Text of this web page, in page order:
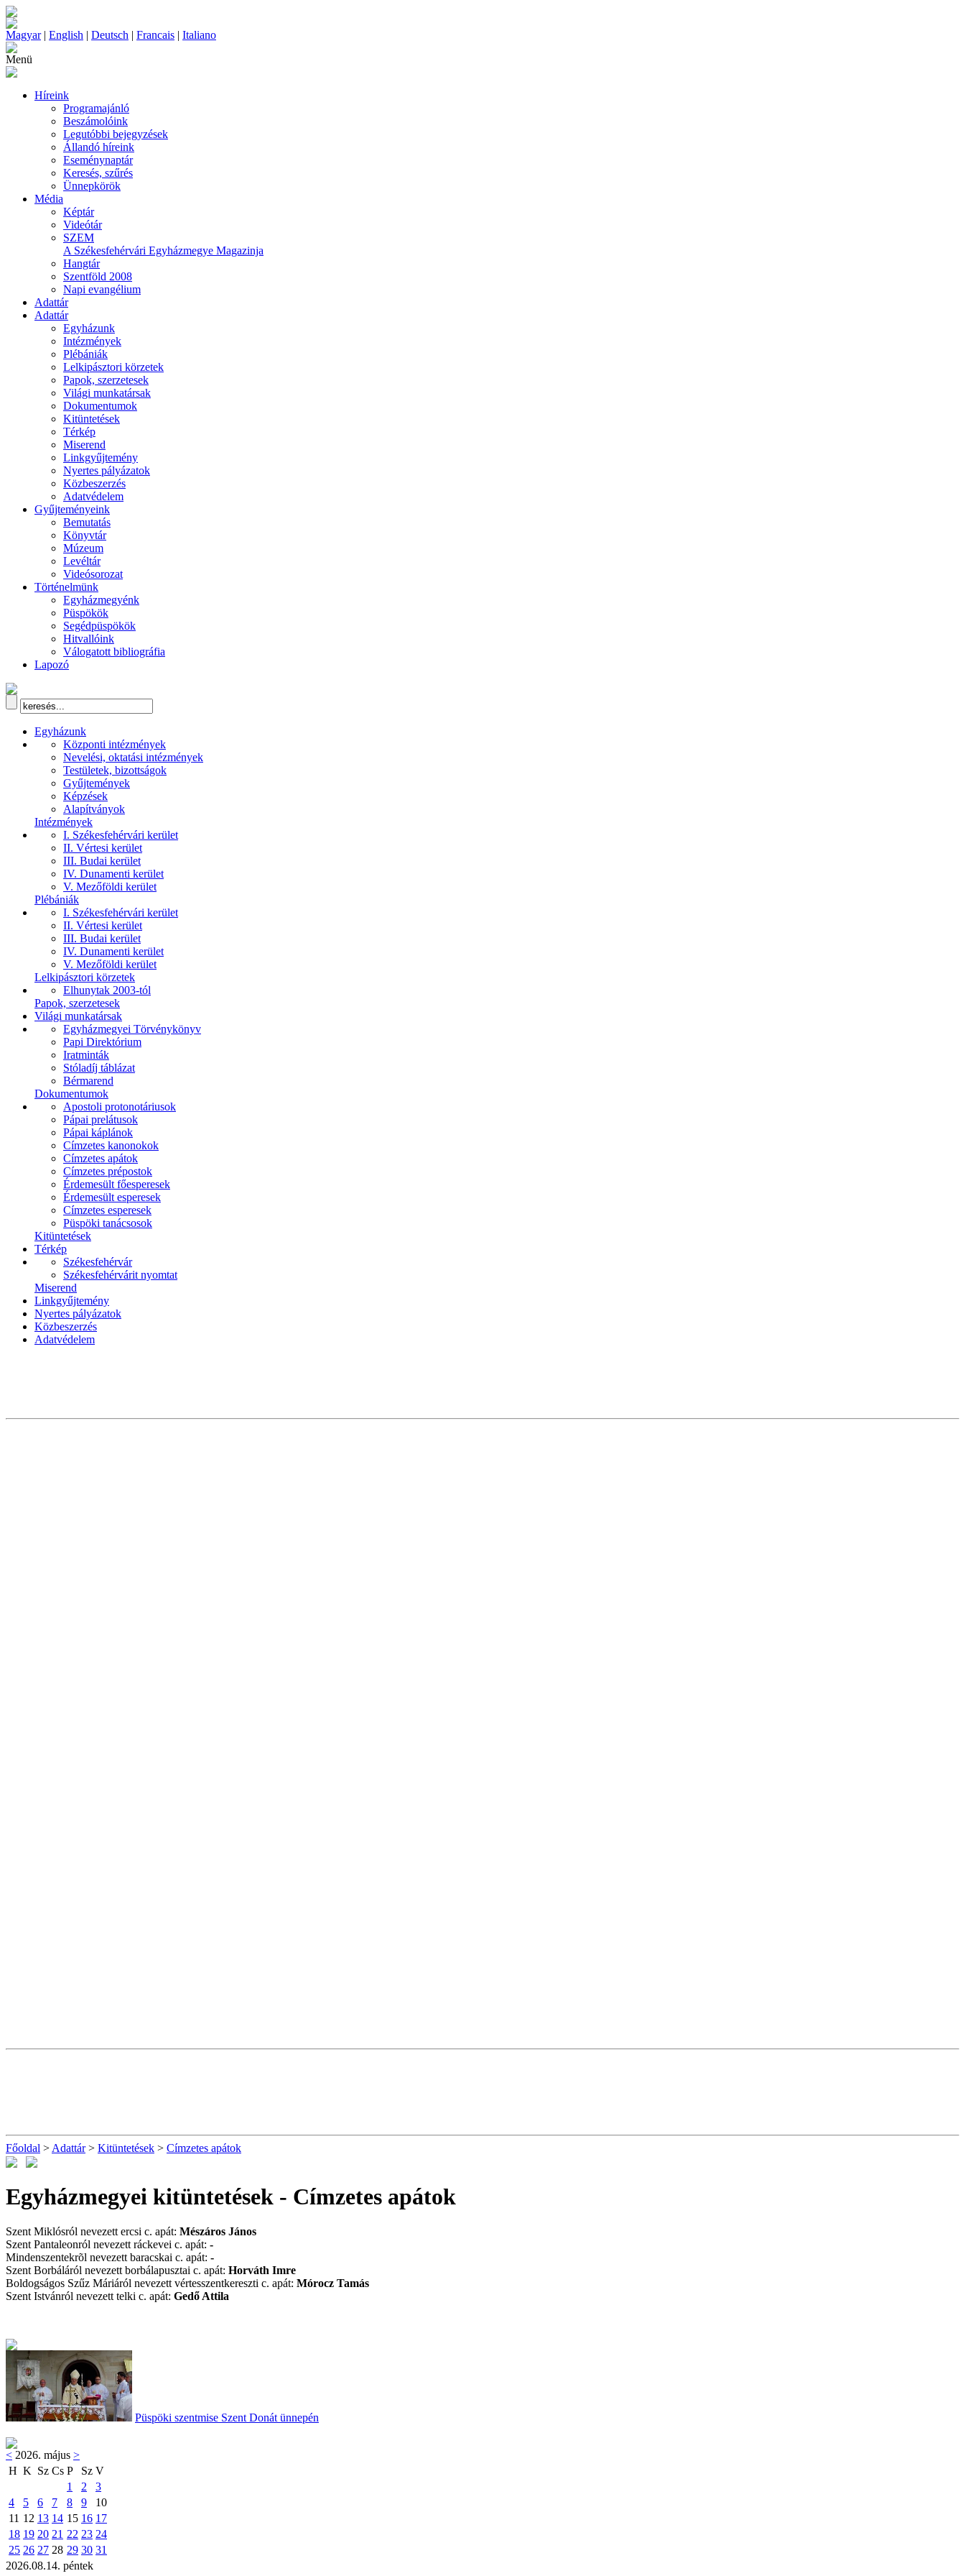
Magyar| English | Deutsch | Francais | Italiano
Menü
Híreink
Programajánló
Beszámolóink
Legutóbbi bejegyzések
Állandó híreink
Eseménynaptár
Keresés, szűrés
Ünnepkörök
Média
Képtár
Videótár
SZEM
A Székesfehérvári Egyházmegye Magazinja
Hangtár
Szentföld 2008
Napi evangélium
Adattár
Adattár
Egyházunk
Intézmények
Plébániák
Lelkipásztori körzetek
Papok, szerzetesek
Világi munkatársak
Dokumentumok
Kitüntetések
Térkép
Miserend
Linkgyűjtemény
Nyertes pályázatok
Közbeszerzés
Adatvédelem
Gyűjteményeink
Bemutatás
Könyvtár
Múzeum
Levéltár
Videósorozat
Történelmünk
Egyházmegyénk
Püspökök
Segédpüspökök
Hitvallóink
Válogatott bibliográfia
Lapozó
Egyházunk
Központi intézmények
Nevelési, oktatási intézmények
Testületek, bizottságok
Gyűjtemények
Képzések
Alapítványok
Intézmények
I. Székesfehérvári kerület
II. Vértesi kerület
III. Budai kerület
IV. Dunamenti kerület
V. Mezőföldi kerület
Plébániák
I. Székesfehérvári kerület
II. Vértesi kerület
III. Budai kerület
IV. Dunamenti kerület
V. Mezőföldi kerület
Lelkipásztori körzetek
Elhunytak 2003-tól
Papok, szerzetesek
Világi munkatársak
Egyházmegyei Törvénykönyv
Papi Direktórium
Iratminták
Stóladíj táblázat
Bérmarend
Dokumentumok
Apostoli protonotáriusok
Pápai prelátusok
Pápai káplánok
Címzetes kanonokok
Címzetes apátok
Címzetes prépostok
Érdemesült főesperesek
Érdemesült esperesek
Címzetes esperesek
Püspöki tanácsosok
Kitüntetések
Térkép
Székesfehérvár
Székesfehérvárit nyomtat
Miserend
Linkgyűjtemény
Nyertes pályázatok
Közbeszerzés
Adatvédelem
Főoldal > Adattár> Kitüntetések > Címzetes apátok
Egyházmegyei kitüntetések - Címzetes apátok
Szent Miklósról nevezett ercsi c. apát: Mészáros János
Szent Pantaleonról nevezett ráckevei c. apát: -
Mindenszentekrõl nevezett baracskai c. apát: -
Szent Borbáláról nevezett borbálapusztai c. apát: Horváth Imre
Boldogságos Szűz Máriáról nevezett vértesszentkereszti c. apát: Mórocz Tamás
Szent Istvánról nevezett telki c. apát: Gedő Attila
Püspöki szentmise Szent Donát ünnepén
< 2026. május >
H K Sz Cs P Sz V
1
2
3
4
5 6 7 8 9
10
11 12 13 14 15 16 17
18 19 20 21 22 23 24
25 26 27 28 29 30 31
2026.08.14. péntek